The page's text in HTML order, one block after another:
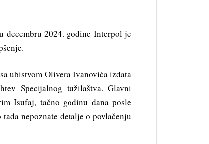
decembru 2024. godine Interpol je
ubistvom Olivera Ivanovića izdata
Specijalnog tužilaštva. Glavni
Isufaj, tačno godinu dana posle
nepoznate detalje o povlačenju